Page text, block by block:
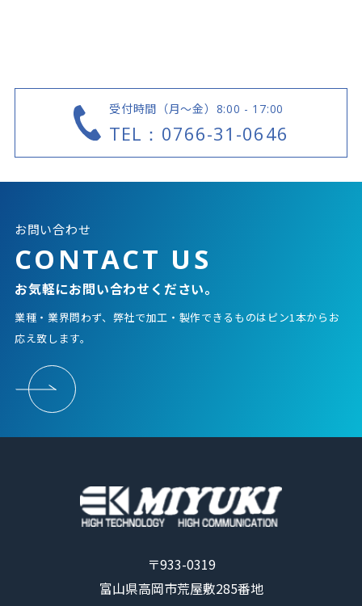
受付時間（月～金） 8:00 - 17:00
TEL：0766-31-0646
お問い合わせ
CONTACT US
お気軽にお問い合わせください。
業種・業界問わず、弊社で加工・製作できるものはピン1本からお
応え致します。
〒933-0319
富山県高岡市荒屋敷285番地